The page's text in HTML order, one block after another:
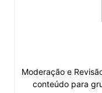
Moderação e
conteúdo para